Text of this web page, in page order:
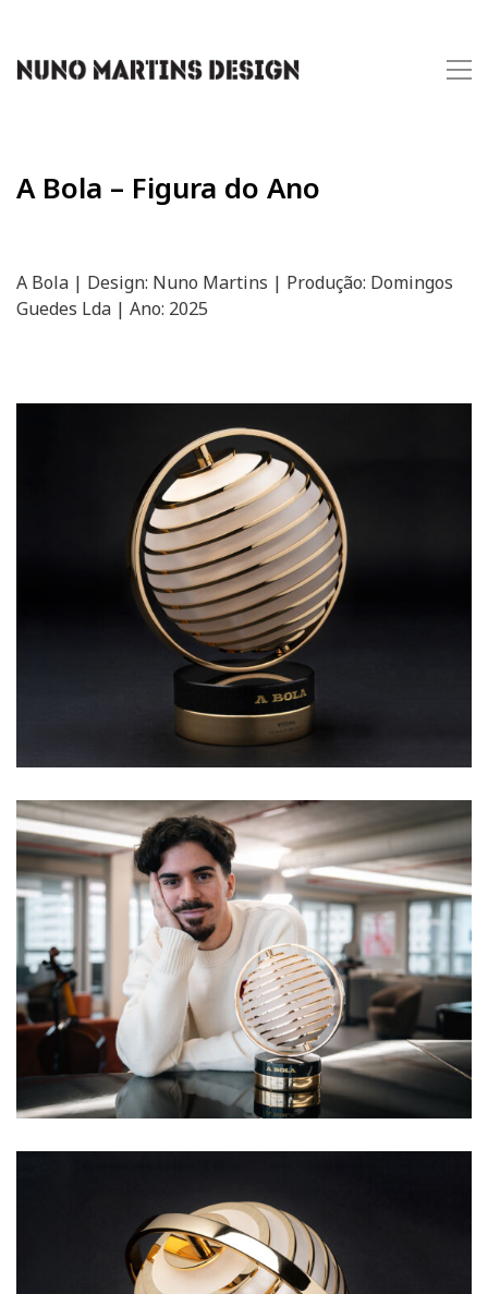
A Bola – Figura do Ano
A Bola | Design: Nuno Martins | Produção: Domingos
Guedes Lda | Ano: 2025